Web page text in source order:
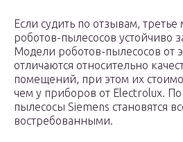
Если судить по отзывам, третье
роботов-пылесосов устойчиво
Модели роботов-пылесосов от
отличаются относительно
помещений, при этом их
чем у приборов от Electrolux.
пылесосы Siemens становятся
востребованными.